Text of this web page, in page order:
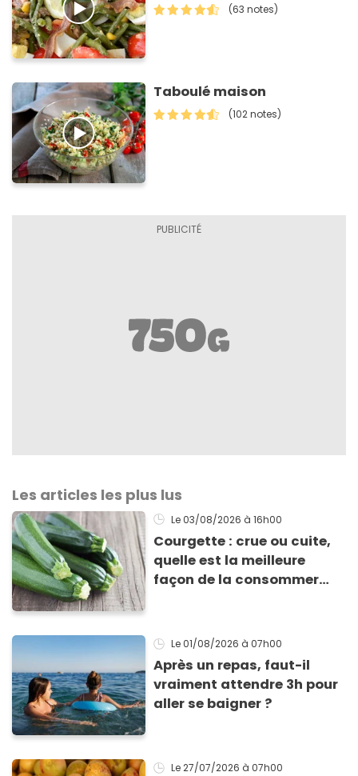
(63 notes)
Taboulé maison
(102 notes)
Les articles les plus lus
Le 03/08/2026 à 16h00
Courgette : crue ou cuite,
quelle est la meilleure
façon de la consommer
Le 01/08/2026 à 07h00
Après un repas, faut-il
vraiment attendre 3h pour
aller se baigner ?
Le 27/07/2026 à 07h00